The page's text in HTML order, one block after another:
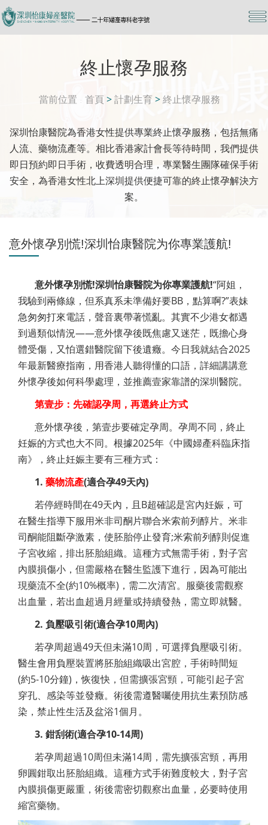
終止懷孕服務
當前位置 首頁 >計劃生育>終止懷孕服務
深圳怡康醫院為香港女性提供專業終止懷孕服務，包括無痛
人流、藥物流產等。相比香港家計會長等待時間，我們提供
即日預約即日手術，收費透明合理，專業醫生團隊確保手術
安全，為香港女性北上深圳提供便捷可靠的終止懷孕解決方
案。
意外懷孕別慌!深圳怡康醫院为你專業護航!
意外懷孕別慌!深圳怡康醫院为你專業護航!“阿姐，
我驗到兩條線，但系真系未準備好要BB，點算啊?”表妹
急匆匆打來電話，聲音裏帶著慌亂。其實不少港女都遇
到過類似情況——意外懷孕後既焦慮又迷茫，既擔心身
體受傷，又怕選錯醫院留下後遺癥。今日我就結合2025
年最新醫療指南，用香港人聽得懂的口語，詳細講講意
外懷孕後如何科學處理，並推薦壹家靠譜的深圳醫院。
第壹步：先確認孕周，再選終止方式
意外懷孕後，第壹步要確定孕周。孕周不同，終止
妊娠的方式也大不同。根據2025年《中國婦產科臨床指
南》，終止妊娠主要有三種方式：
1. 藥物流產(適合孕49天內)
若停經時間在49天內，且B超確認是宮內妊娠，可
在醫生指導下服用米非司酮片聯合米索前列醇片。米非
司酮能阻斷孕激素，使胚胎停止發育;米索前列醇則促進
子宮收縮，排出胚胎組織。這種方式無需手術，對子宮
內膜損傷小，但需嚴格在醫生監護下進行，因為可能出
現藥流不全(約10%概率)，需二次清宮。服藥後需觀察
出血量，若出血超過月經量或持續發熱，需立即就醫。
2. 負壓吸引術(適合孕10周內)
若孕周超過49天但未滿10周，可選擇負壓吸引術。
醫生會用負壓裝置將胚胎組織吸出宮腔，手術時間短
(約5-10分鐘)，恢復快，但需擴張宮頸，可能引起子宮
穿孔、感染等並發癥。術後需遵醫囑使用抗生素預防感
染，禁止性生活及盆浴1個月。
3. 鉗刮術(適合孕10-14周)
若孕周超過10周但未滿14周，需先擴張宮頸，再用
卵圓鉗取出胚胎組織。這種方式手術難度較大，對子宮
內膜損傷更嚴重，術後需密切觀察出血量，必要時使用
縮宮藥物。